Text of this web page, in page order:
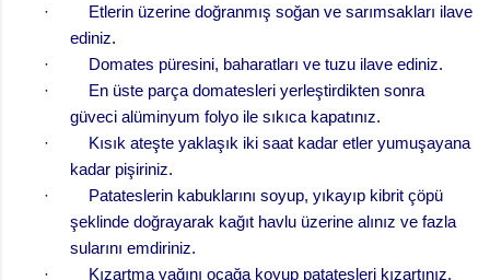
· Etlerin üzerine doğranmış soğan ve sarımsakları ilave
ediniz.
· Domates püresini, baharatları ve tuzu ilave ediniz.
· En üste parça domatesleri yerleştirdikten sonra
güveci alüminyum folyo ile sıkıca kapatınız.
· Kısık ateşte yaklaşık iki saat kadar etler yumuşayana
kadar pişiriniz.
· Patateslerin kabuklarını soyup, yıkayıp kibrit çöpü
şeklinde doğrayarak kağıt havlu üzerine alınız ve fazla
sularını emdiriniz.
· Kızartma yağını ocağa koyup patatesleri kızartınız.